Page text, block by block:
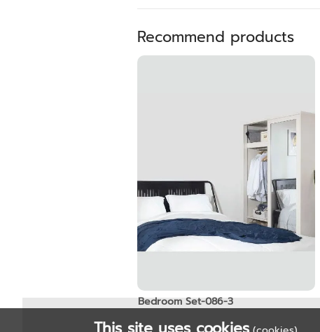
Recommend products
Bedroom Set-086-3